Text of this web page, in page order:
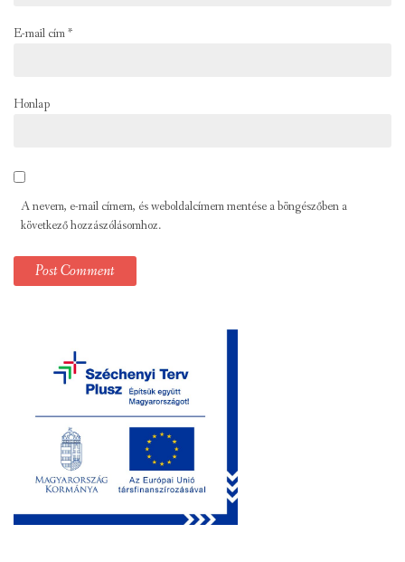
E-mail cím*
Honlap
A nevem, e-mail címem, és weboldalcímem mentése a böngészőben a
következő hozzászólásomhoz.